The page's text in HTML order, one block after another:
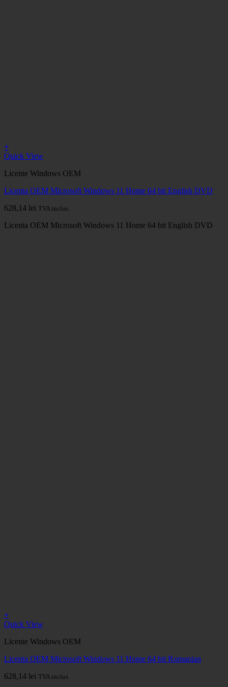
+
Quick View
Licente Windows OEM
Licenta OEM Microsoft Windows 11 Home 64 bit English DVD
628,14 lei TVA inclus.
Licenta OEM Microsoft Windows 11 Home 64 bit English DVD
+
Quick View
Licente Windows OEM
Licenta OEM Microsoft Windows 11 Home 64 bit Romanian
628,14 lei TVA inclus.